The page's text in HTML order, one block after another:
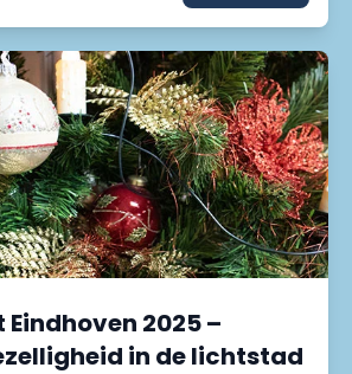
2025 –
in de lichtstad